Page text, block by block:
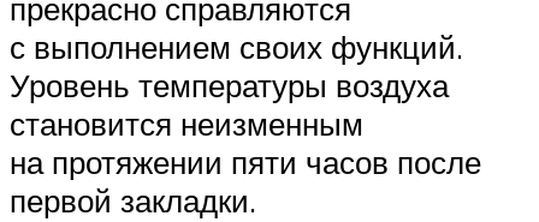
прекрасно справляются
с выполнением своих функций.
Уровень температуры воздуха
становится неизменным
на протяжении пяти часов после
первой закладки.